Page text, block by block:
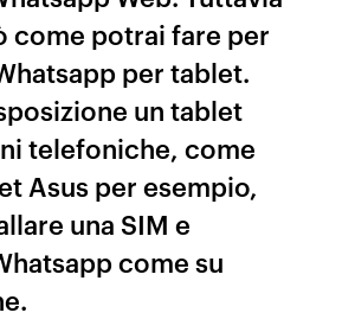
come potrai fare per
per tablet.
un tablet
telefoniche, come
Asus per esempio,
una SIM e
come su